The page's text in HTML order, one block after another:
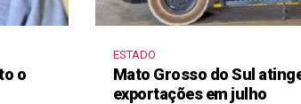
o
ESTADO
Mato Grosso do Sul
exportações em julho